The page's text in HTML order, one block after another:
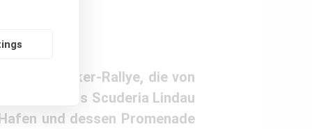
Klassiker-Rallye, die von
Scuderia Lindau
und dessen Promenade